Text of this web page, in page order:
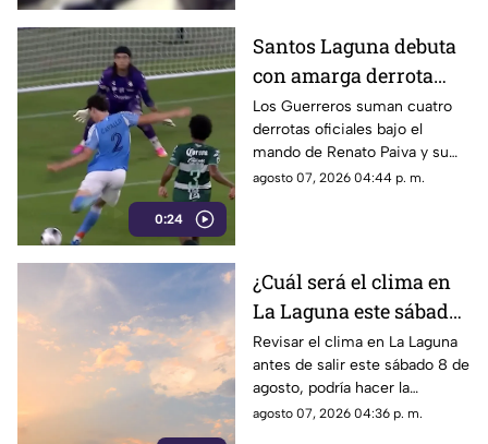
0:24
Santos Laguna debuta
con amarga derrota
ante el New York City
en la Leagues Cup
Los Guerreros suman cuatro
derrotas oficiales bajo el
mando de Renato Paiva y su
próximo reto será ante el
agosto 07, 2026 04:44 p. m.
¿Cuál será el clima en
La Laguna este sábado
8 de agosto 2026?
Revisar el clima en La Laguna
antes de salir este sábado 8 de
agosto, podría hacer la
diferencia entre un día
agosto 07, 2026 04:36 p. m.